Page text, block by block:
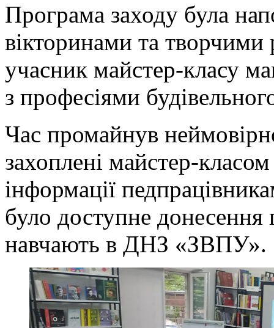
Програма заходу була
вікторинами та
учасник майстер-класу
з професіями
Час промайнув
захоплені майстер-
інформації
було доступне донесення
навчають в ДНЗ «ЗВПУ».